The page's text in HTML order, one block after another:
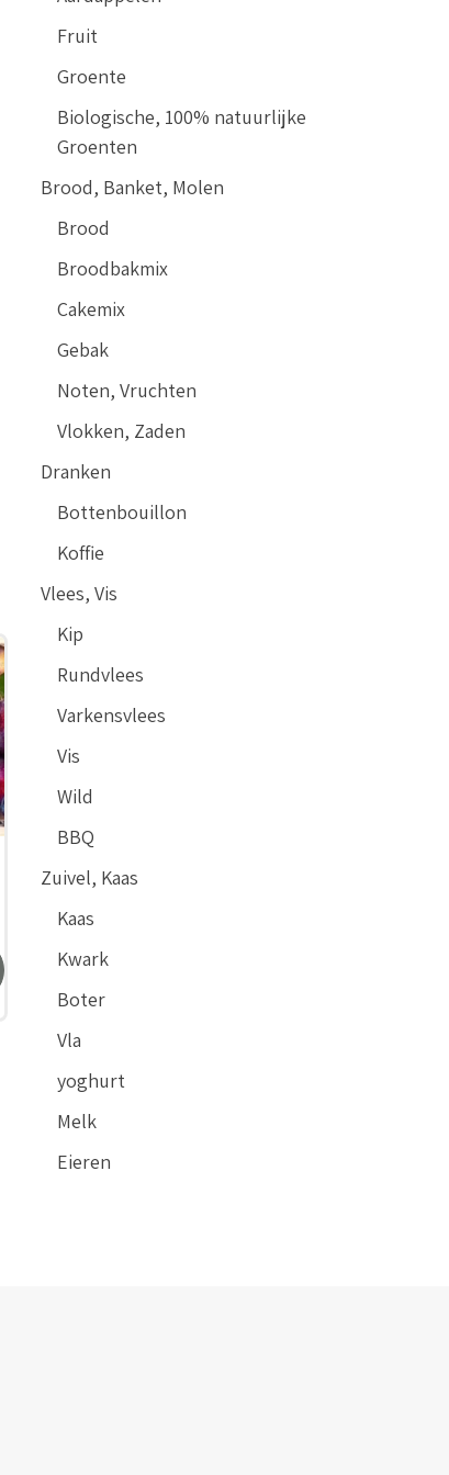
Fruit
Groente
Biologische, 100% natuurlijke
Groenten
Brood, Banket, Molen
Brood
Broodbakmix
Cakemix
Gebak
Noten, Vruchten
Vlokken, Zaden
Dranken
Bottenbouillon
Koffie
Vlees, Vis
Kip
Rundvlees
Varkensvlees
Vis
Wild
BBQ
Zuivel, Kaas
Kaas
Kwark
Boter
Vla
yoghurt
Melk
Eieren